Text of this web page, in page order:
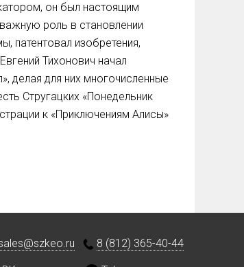
он был настоящим
роль в становлении
патентовал изобретения,
Тихонович начал
делая для них многочисленные
Стругацких «Понедельник
к «Приключениям Алисы»
8 (812) 365-40-44